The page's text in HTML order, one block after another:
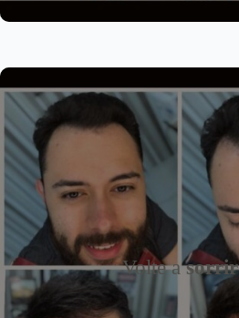
Volte asorrir